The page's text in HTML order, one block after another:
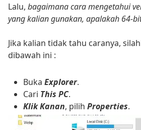
Lalu, bagaimana cara mengetahui
yang kalian gunakan, apalakah 64-
Jika kalian tidak tahu caranya,
dibawah ini :
Buka Explorer.
Cari This PC.
Klik Kanan, pilih Properties.